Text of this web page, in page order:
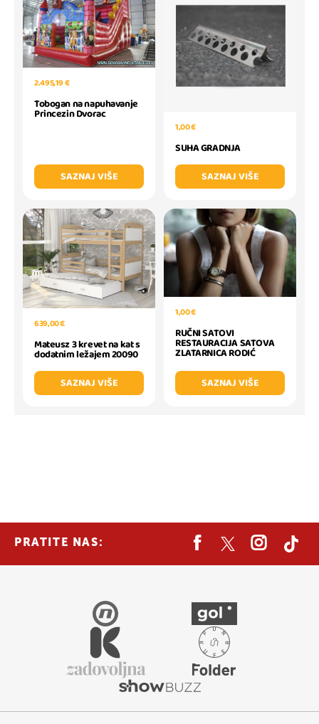
2.495,19 €
Tobogan na napuhavanje
Princezin Dvorac
SAZNAJ VIŠE
1,00 €
SUHA GRADNJA
SAZNAJ VIŠE
639,00 €
Mateusz 3 krevet na kat s
dodatnim ležajem 20090
SAZNAJ VIŠE
1,00 €
RUČNI SATOVI
RESTAURACIJA SATOVA
ZLATARNICA RODIĆ
SAZNAJ VIŠE
PRATITE NAS: